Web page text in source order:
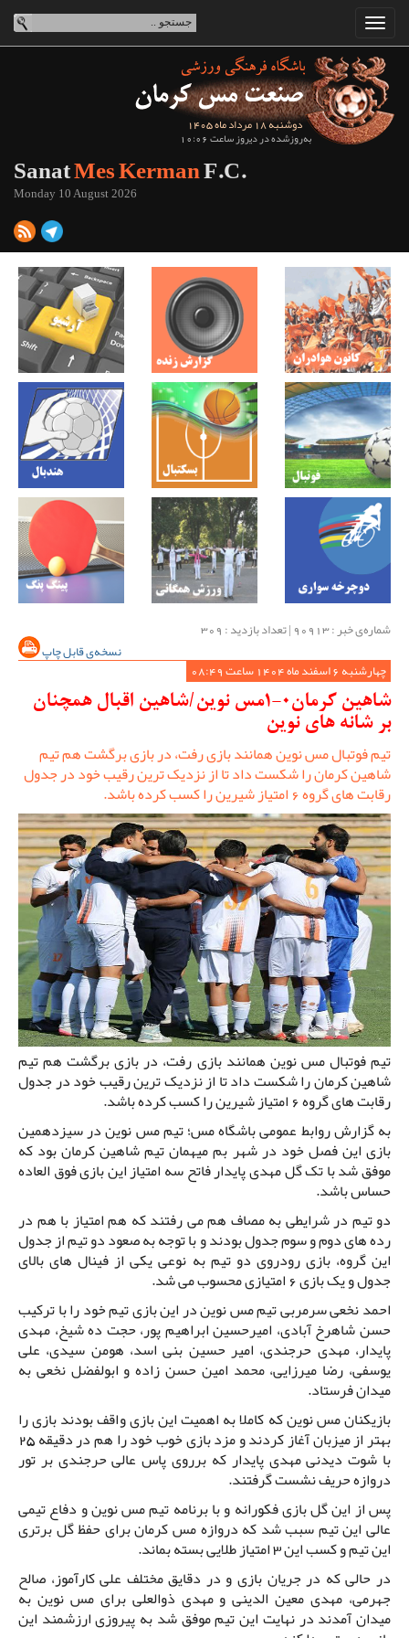
دوشنبه 18 مرداد ماه 1405
به‌روزشده در دیروز ساعت 10:06
SanatMes KermanF.C.
Monday 10 August 2026
شماره‌ی خبر : ‌90913 | تعداد بازدید : 309
نسخه‌ی قابل چاپ
چهارشنبه 6 اسفند ماه 1404 ساعت 08:49
شاهین کرمان0-1مس نوین/شاهین اقبال همچنان
بر شانه های نوین
تیم فوتبال مس نوین همانند بازی رفت، در بازی برگشت هم تیم
شاهین کرمان را شکست داد تا از نزدیک ترین رقیب خود در جدول
رقابت های گروه 6 امتیاز شیرین را کسب کرده باشد.
تیم فوتبال مس نوین همانند بازی رفت، در بازی برگشت هم تیم
شاهین کرمان را شکست داد تا از نزدیک ترین رقیب خود در جدول
رقابت های گروه 6 امتیاز شیرین را کسب کرده باشد.
به گزارش روابط عمومی باشگاه مس؛ تیم مس نوین در سیزدهمین
بازی این فصل خود در شهر بم میهمان تیم شاهین کرمان بود که
موفق شد با تک گل مهدی پایدار فاتح سه امتیاز این بازی فوق العاده
حساس باشد.
دو تیم در شرایطی به مصاف هم می رفتند که هم امتیاز با هم در
رده های دوم و سوم جدول بودند و با توجه به صعود دو تیم از جدول
این گروه، بازی رودروی دو تیم به نوعی یکی از فینال های بالای
جدول و یک بازی 6 امتیازی محسوب می شد.
احمد نخعی سرمربی تیم مس نوین در این بازی تیم خود را با ترکیب
حسن شاهرخ آبادی، امیرحسین ابراهیم پور، حجت ده شیخ، مهدی
پایدار، مهدی حرجندی، امیر حسین بنی اسد، هومن سیدی، علی
یوسفی، رضا میرزایی، محمد امین حسن زاده و ابولفضل نخعی به
میدان فرستاد.
بازیکنان مس نوین که کاملا به اهمیت این بازی واقف بودند بازی را
بهتر از میزبان آغاز کردند و مزد بازی خوب خود را هم در دقیقه 25
با شوت دیدنی مهدی پایدار که برروی پاس عالی حرجندی بر تور
دروازه حریف نشست گرفتند.
پس از این گل بازی فکورانه و با برنامه تیم مس نوین و دفاع تیمی
عالی این تیم سبب شد که دروازه مس کرمان برای حفظ گل برتری
این تیم و کسب این 3 امتیاز طلایی بسته بماند.
در حالی که در جریان بازی و در دقایق مختلف علی کارآموز، صالح
جهرمی، مهدی معین الدینی و مهدی ذوالعلی برای مس نوین به
میدان آمدند در نهایت این تیم موفق شد به پیروزی ارزشمند این